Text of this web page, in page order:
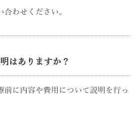
わせください。
はありますか？
前に内容や費用について説明を行っ